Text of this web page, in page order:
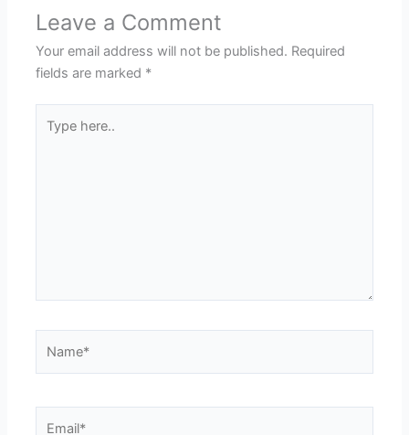
Leave a Comment
Your email address will not be published. Required
fields are marked *
here..